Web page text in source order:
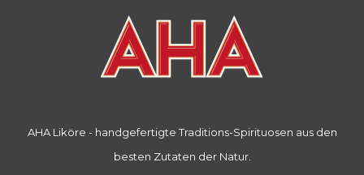
AHA Liköre - handgefertigte Traditions-Spirituosen aus den
besten Zutaten der Natur.